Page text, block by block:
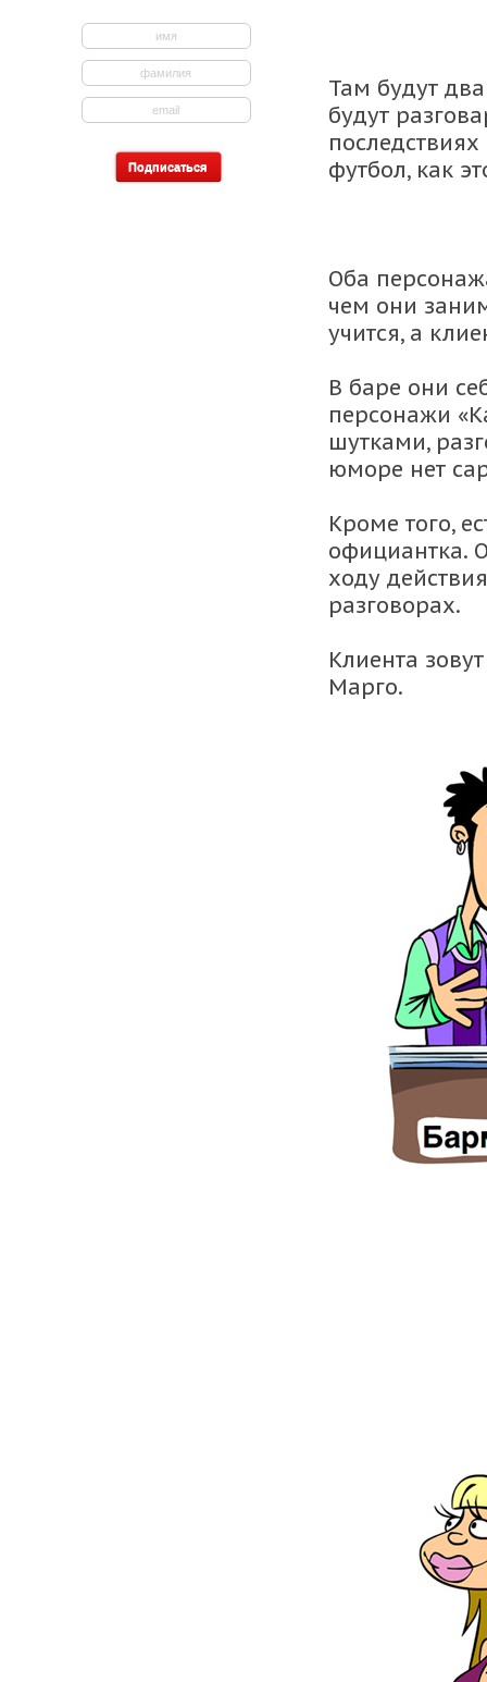
Там будут
будут
футбол, как
Оба
чем они
учится, а
В баре они
персонажи
шутками,
юморе нет
Кроме того,
официантка.
ходу
разговорах.
Клиента
Марго.